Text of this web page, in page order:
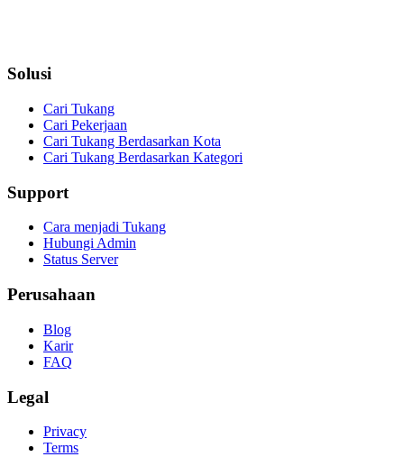
Solusi
Cari Tukang
Cari Pekerjaan
Cari Tukang Berdasarkan Kota
Cari Tukang Berdasarkan Kategori
Support
Cara menjadi Tukang
Hubungi Admin
Status Server
Perusahaan
Blog
Karir
FAQ
Legal
Privacy
Terms